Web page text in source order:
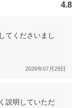
4.8
てくださいまし
2026年07月29日
説明していただ